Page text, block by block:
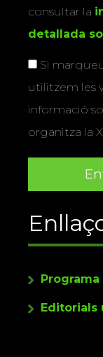
consultar la
detallada
Si
utilitzem les
informació
organitza la
Editorials